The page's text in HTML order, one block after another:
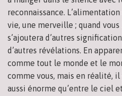
reconnaissance.
vie, une merveille ; quand
s’ajoutera d’autres
d’autres révélations. En
comme tout le monde et le
comme vous, mais en réalité,
aussi énorme qu’entre le ciel